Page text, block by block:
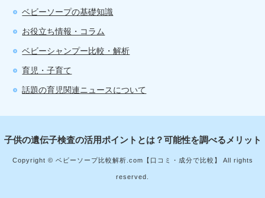
ベビーソープの基礎知識
お役立ち情報・コラム
ベビーシャンプー比較・解析
育児・子育て
話題の育児関連ニュースについて
子供の遺伝子検査の活用ポイントとは？可能性を調べるメリット
Copyright © ベビーソープ比較解析.com【口コミ・成分で比較】 All rights
reserved.